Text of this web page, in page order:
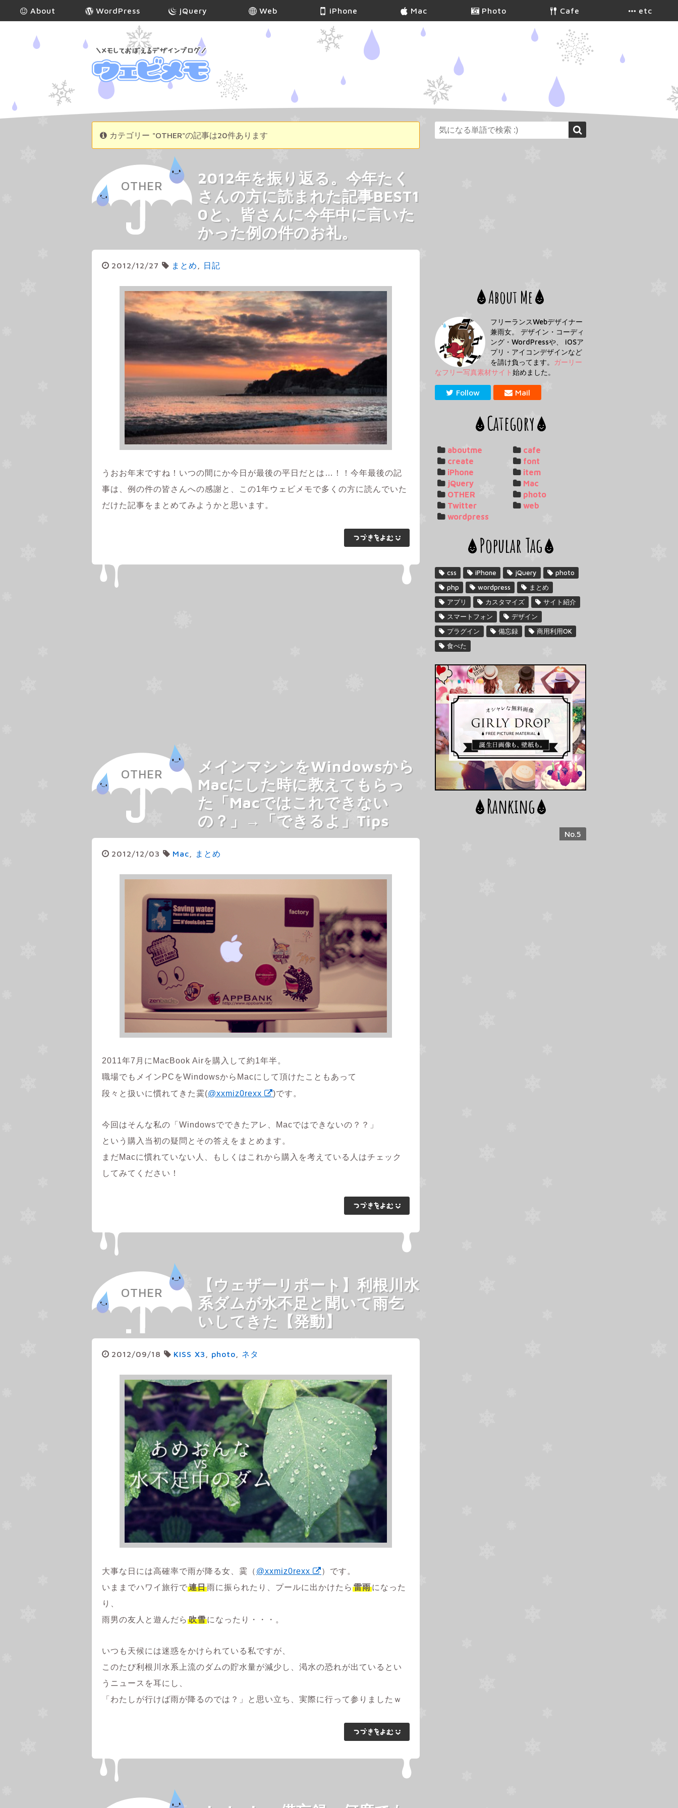
About WordPress jQuery Web iPhone Mac Photo Cafe etc
カテゴリー "OTHER"の記事は20件あります
OTHER
2012年を振り返る。今年たく
さんの方に読まれた記事BEST1
0と、皆さんに今年中に言いた
かった例の件のお礼。
2012/12/27 まとめ 日記
うおお年末ですね！いつの間にか今日が最後の平日だとは…！！今年最後の記
事は、例の件の皆さんへの感謝と、この1年ウェビメモで多くの方に読んでいた
だけた記事をまとめてみようかと思います。
OTHER
メインマシンをWindowsから
Macにした時に教えてもらっ
た「Macではこれできない
の？」→「できるよ」Tips
2012/12/03 Mac まとめ
2011年7月にMacBook Airを購入して約1年半。
職場でもメインPCをWindowsからMacにして頂けたこともあって
段々と扱いに慣れてきた霙(@xxmiz0rexx )です。
今回はそんな私の「Windowsでできたアレ、Macではできないの？？」
という購入当初の疑問とその答えをまとめます。
まだMacに慣れていない人、もしくはこれから購入を考えている人はチェック
してみてください！
OTHER
【ウェザーリポート】利根川水
系ダムが水不足と聞いて雨乞
いしてきた【発動】
2012/09/18 KISS X3 photo ネタ
大事な日には高確率で雨が降る女、霙（ @xxmiz0rexx
）です。
いままでハワイ旅行で連日雨に振られたり、プールに出かけたら 雷雨になった
り、
雨男の友人と遊んだら 吹雪になったり・・・。
いつも天候には迷惑をかけられている私ですが、
このたび利根川水系上流のダムの貯水量が減少し、渇水の恐れが出ているとい
うニュースを耳にし、
「わたしが行けば雨が降るのでは？」と思い立ち、実際に行って参りましたｗ
About Me
フリーランスWebデザイナー
兼雨女。 デザイン・コーディ
ング・WordPressや、 iOSア
プリ・アイコンデザインなど
を請け負ってます。
ガーリー
なフリー写真素材サイト始めました。
Follow Mail
Category
aboutme
cafe
create
font
iPhone
item
jQuery
Mac
OTHER
photo
Twitter
web
wordpress
Popular Tag
css iPhone jQuery
photo
php
wordpress
まとめ
アプリ
カスタマイズ
サイト紹介
スマートフォン
デザイン
プラグイン
備忘録
商用利用OK
食べた
Ranking